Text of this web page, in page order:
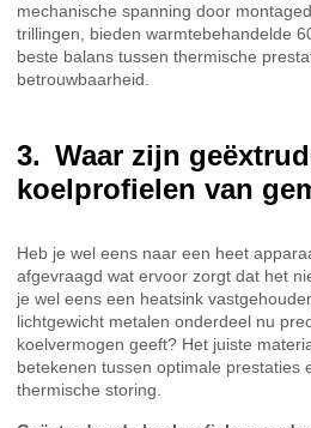
mechanische spanning door
trillingen, bieden warmtebehandelde
beste balans tussen thermische
betrouwbaarheid.
Waar zijn
koelprofielen van
Heb je wel eens naar een heet
afgevraagd wat ervoor zorgt dat het
je wel eens een heatsink
lichtgewicht metalen onderdeel nu
koelvermogen geeft? Het juiste
betekenen tussen optimale prestaties
thermische storing.